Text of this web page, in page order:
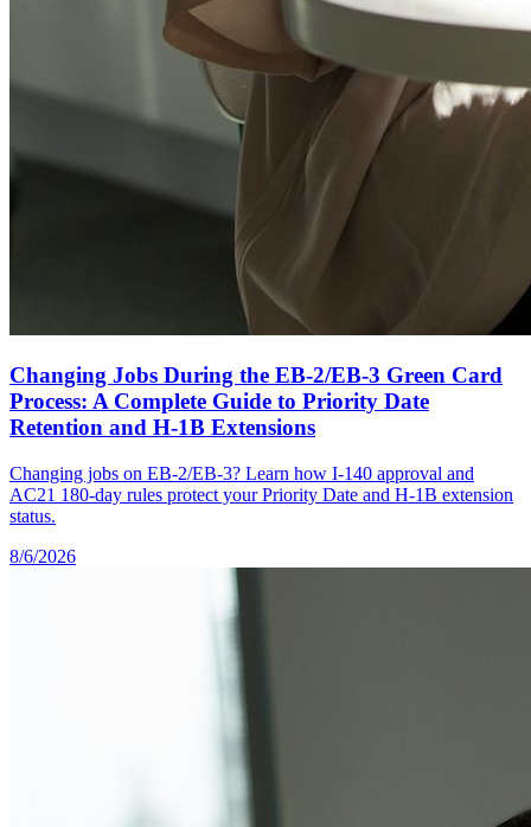
Changing Jobs During the EB-2/EB-3 Green Card
Process: A Complete Guide to Priority Date
Retention and H-1B Extensions
Changing jobs on EB-2/EB-3? Learn how I-140 approval and
AC21 180-day rules protect your Priority Date and H-1B extension
status.
8/6/2026